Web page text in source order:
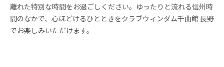
離れた特別な時間をお過ごしください。ゆったりと流れる信州時
間のなかで、心ほどけるひとときをクラブウィンダム千曲館 長野
でお楽しみいただけます。